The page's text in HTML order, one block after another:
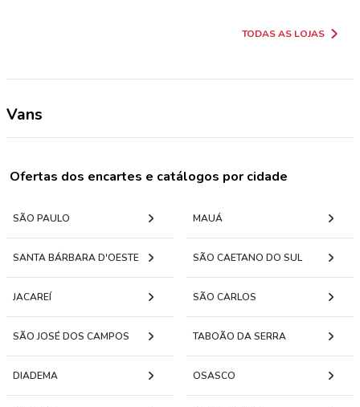
TODAS AS LOJAS
Vans
Ofertas dos encartes e catálogos por cidade
SÃO PAULO MAUÁ
SANTA BÁRBARA D'OESTE SÃO CAETANO DO SUL
JACAREÍ SÃO CARLOS
SÃO JOSÉ DOS CAMPOS TABOÃO DA SERRA
DIADEMA OSASCO